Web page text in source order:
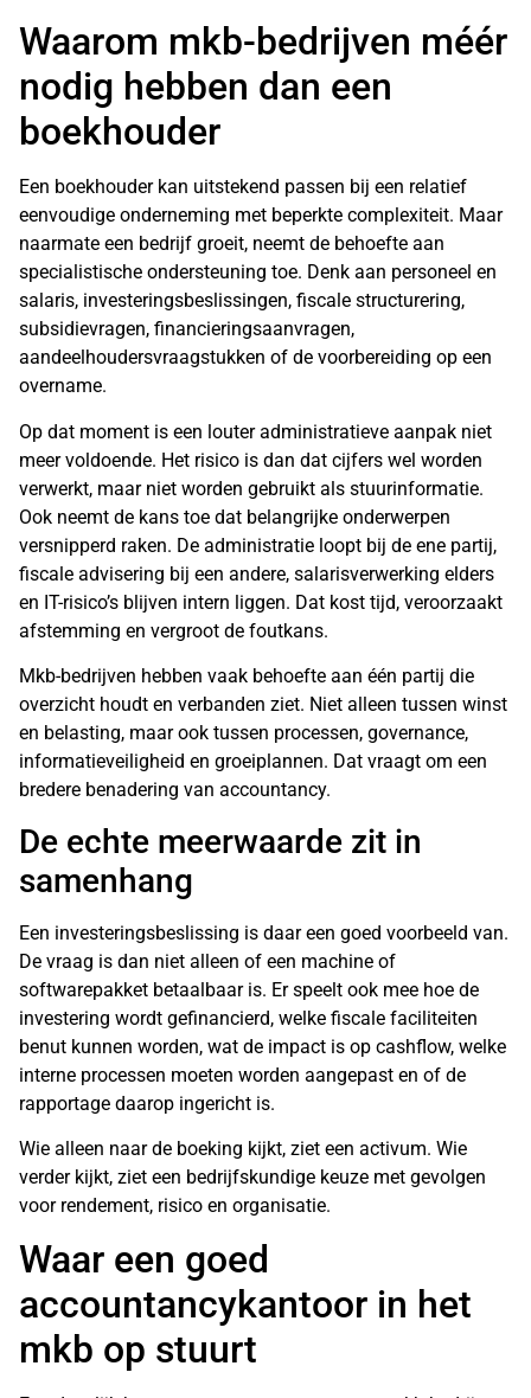
Waarom mkb-bedrijven méér
nodig hebben dan een
boekhouder
Een boekhouderkan uitstekend passen bij een relatief
eenvoudige onderneming met beperkte complexiteit. Maar
naarmate een bedrijf groeit, neemt de behoefte aan
specialistische ondersteuning toe. Denk aan personeel en
salaris, investeringsbeslissingen, fiscale structurering,
subsidievragen, financieringsaanvragen,
aandeelhoudersvraagstukken of de voorbereiding op een
overname.
Op dat moment is een louter administratieve aanpak niet
meer voldoende. Het risico is dan dat cijfers wel worden
verwerkt, maar niet worden gebruikt als stuurinformatie.
Ook neemt de kans toe dat belangrijke onderwerpen
versnipperd raken. De administratie loopt bij de ene partij,
fiscale advisering bij een andere, salarisverwerking elders
en IT-risico’s blijven intern liggen. Dat kost tijd, veroorzaakt
afstemming en vergroot de foutkans.
Mkb-bedrijven hebben vaak behoefte aan één partij die
overzicht houdt en verbanden ziet. Niet alleen tussen winst
en belasting, maar ook tussen processen, governance,
informatieveiligheid en groeiplannen. Dat vraagt om een
bredere benadering van accountancy.
De echte meerwaarde zit in
samenhang
Een investeringsbeslissing is daar een goed voorbeeld van.
De vraag is dan niet alleen of een machine of
softwarepakket betaalbaar is. Er speelt ook mee hoe de
investering wordt gefinancierd, welke fiscale faciliteiten
benut kunnen worden, wat de impact is op cashflow, welke
interne processen moeten worden aangepast en of de
rapportage daarop ingericht is.
Wie alleen naar de boeking kijkt, ziet een activum. Wie
verder kijkt, ziet een bedrijfskundige keuze met gevolgen
voor rendement, risico en organisatie.
Waar een goed
accountancykantoor in het
mkb op stuurt